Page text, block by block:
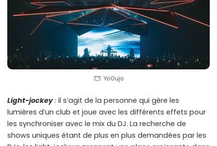
Yo0ujo
Light-jockey : il s’agit de la personne qui gère les
lumières d’un club et joue avec les différents effets pour
les synchroniser avec le mix du DJ. La recherche de
shows uniques étant de plus en plus demandées par les